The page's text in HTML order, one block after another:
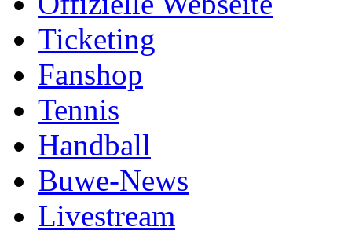
Ticketing
Fanshop
Tennis
Handball
Buwe-News
Livestream